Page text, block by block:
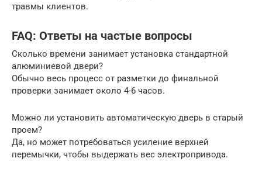
травмы клиентов.
FAQ: Ответы на частые вопросы
Сколько времени занимает установка стандартной
алюминиевой двери?
Обычно весь процесс от разметки до финальной
проверки занимает около 4-6 часов.
Можно ли установить автоматическую дверь в старый
проем?
Да, но может потребоваться усиление верхней
перемычки, чтобы выдержать вес электропривода.